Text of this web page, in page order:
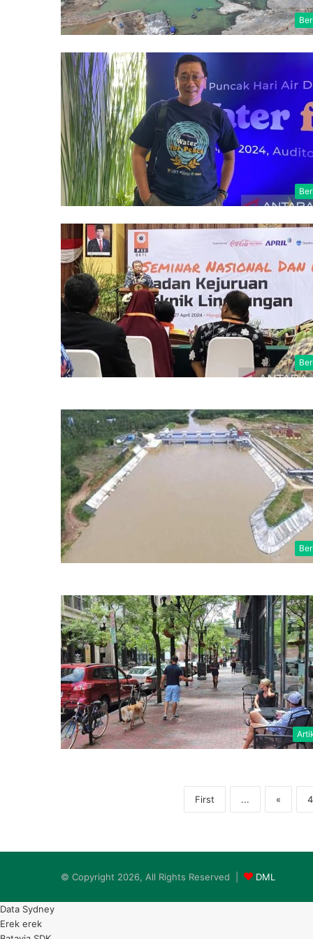
First ... « 4
© Copyright 2026, All Rights Reserved | DML
Data Sydney
Erek erek